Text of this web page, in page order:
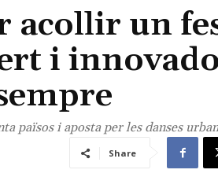
acollir un
i
països i aposta per les danses
Share